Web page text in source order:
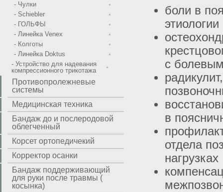
боли в
этиологии
с
в
отдела
нагрузках
- Чулки
- Schiebler
- ГОЛЬФЫ
- Линейка Venex
- Колготы
- Линейка Doktus
- Устройство для надевания
компрессионного трикотажа
Противопролежневые
системы
Медицинская техника
Бандаж до и послеродовой
облегченный
Корсет ортопедичекий
Корректор осанки
Бандаж поддерживающий
для руки после травмы (
косынка)